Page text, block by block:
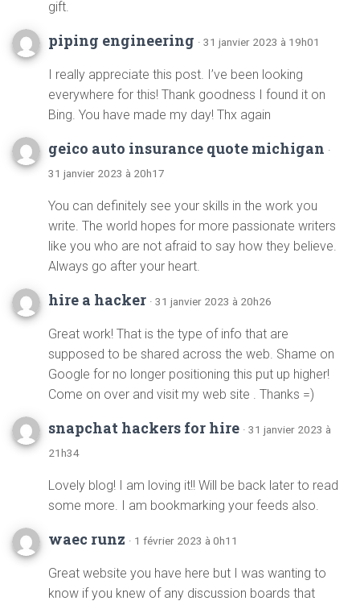
gift.
piping engineering · 31 janvier 2023 à 19h01
I really appreciate this post. I’ve been looking
everywhere for this! Thank goodness I found it on
Bing. You have made my day! Thx again
geico auto insurance quote michigan ·
31 janvier 2023 à 20h17
You can definitely see your skills in the work you
write. The world hopes for more passionate writers
like you who are not afraid to say how they believe.
Always go after your heart.
hire a hacker · 31 janvier 2023 à 20h26
Great work! That is the type of info that are
supposed to be shared across the web. Shame on
Google for no longer positioning this put up higher!
Come on over and visit my web site . Thanks =)
snapchat hackers for hire · 31 janvier 2023 à
21h34
Lovely blog! I am loving it!! Will be back later to read
some more. I am bookmarking your feeds also.
waec runz · 1 février 2023 à 0h11
Great website you have here but I was wanting to
know if you knew of any discussion boards that